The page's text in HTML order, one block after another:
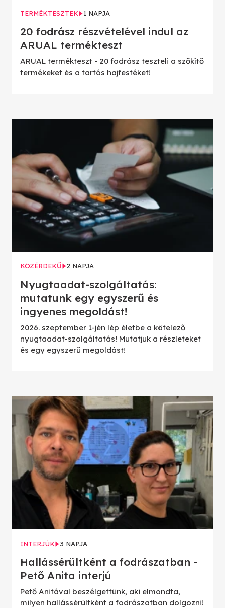
TERMÉKTESZTEK 1 NAPJA
20 fodrász részvételével indul az
ARUAL termékteszt
ARUAL termékteszt - 20 fodrász teszteli a szőkítő
termékeket és a tartós hajfestéket!
KÖZÉRDEKŰ 2 NAPJA
Nyugtaadat-szolgáltatás:
mutatunk egy egyszerű és
ingyenes megoldást!
2026. szeptember 1-jén lép életbe a kötelező
nyugtaadat-szolgáltatás! Mutatjuk a részleteket
és egy egyszerű megoldást!
INTERJÚK 3 NAPJA
Hallássérültként a fodrászatban -
Pető Anita interjú
Pető Anitával beszélgettünk, aki elmondta,
milyen hallássérültként a fodrászatban dolgozni!